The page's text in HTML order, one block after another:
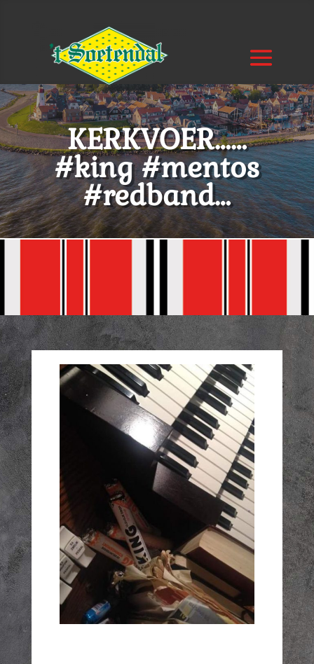
KERKVOER……
#king #mentos
#redband…